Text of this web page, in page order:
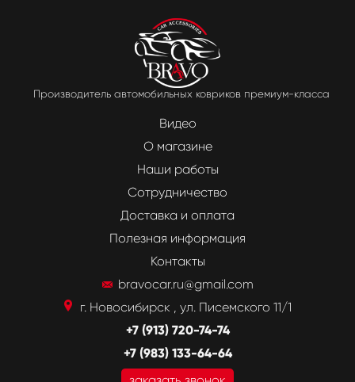
Производитель автомобильных ковриков премиум-класса
Видео
О магазине
Наши работы
Сотрудничество
Доставка и оплата
Полезная информация
Контакты
bravocar.ru@gmail.com
г. Новосибирск , ул. Писемского 11/1
+7 (913) 720-74-74
+7 (983) 133-64-64